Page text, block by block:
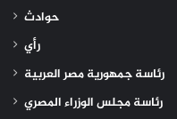
حوادث
رأي
رئاسة جمهورية مصر العربية
رئاسة مجلس الوزراء المصري